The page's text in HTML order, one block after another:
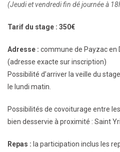
(Jeudi et vendredi fin dé journée à
Tarif du stage : 350€
Adresse : commune de Payzac en
(adresse exacte sur inscription)
Possibilité d’arriver la veille du
le lundi matin.
Possibilités de covoiturage entre
bien desservie à proximité : Saint
Repas : la participation inclus les